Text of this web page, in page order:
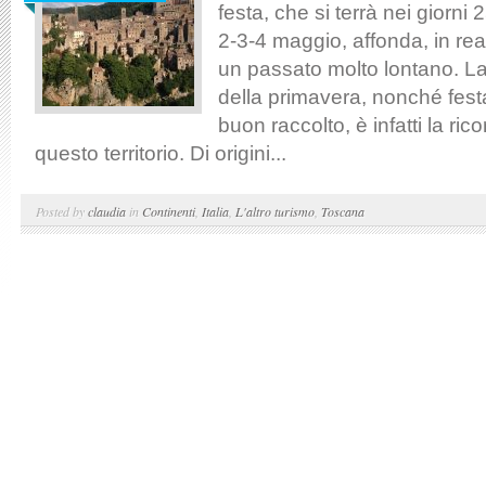
festa, che si terrà nei giorni
2-3-4 maggio, affonda, in
un passato molto lontano.
della primavera, nonché
buon raccolto, è infatti la
questo territorio. Di origini...
Posted byclaudia in Continenti, Italia L'altro turismo Toscana